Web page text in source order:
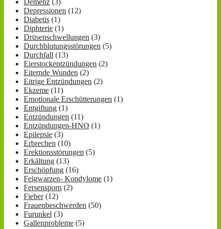
Demenz (3)
Depressionen (12)
Diabetis (1)
Diphterie (1)
Drüsenschwellungen (3)
Durchblutungsstörungen (5)
Durchfall (13)
Eierstockentzündungen (2)
Eiternde Wunden (2)
Eitrige Entzündungen (2)
Ekzeme (11)
Emotionale Erschütterungen (1)
Entgiftung (1)
Entzündungen (11)
Entzündungen-HNO (1)
Epilepsie (3)
Erbrechen (10)
Erektionsstörungen (5)
Erkältung (13)
Erschöpfung (16)
Feigwarzen- Kondylome (1)
Fersensporn (2)
Fieber(12)
Frauenbeschwerden (50)
Furunkel (3)
Gallenprobleme (5)